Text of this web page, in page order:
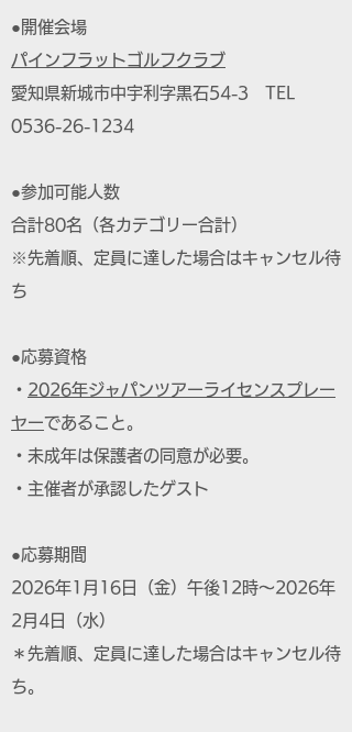
●開催会場
パインフラットゴルフクラブ
愛知県新城市中宇利字黒石54-3 TEL
0536-26-1234
●参加可能人数
合計80名（各カテゴリー合計）
※先着順、定員に達した場合はキャンセル待
ち
●応募資格
・ 2026年ジャパンツアーライセンスプレー
ヤーであること。
・未成年は保護者の同意が必要。
・主催者が承認したゲスト
●応募期間
2026年1月16日（金）午後12時～2026年
2月4日（水）
＊先着順、定員に達した場合はキャンセル待
ち。